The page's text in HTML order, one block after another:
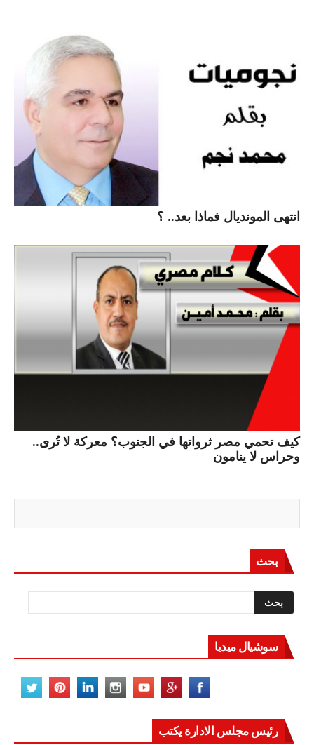
انتهى المونديال فماذا بعد.. ؟
كيف تحمي مصر ثرواتها في الجنوب؟ معركة لا تُرى..
وحراس لا ينامون
بحث
سوشيال ميديا
رئيس مجلس الادارة يكتب